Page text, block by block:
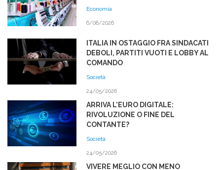
Economia
6/08/2026
ITALIA IN OSTAGGIO FRA SINDACATI
DEBOLI, PARTITI VUOTI E LOBBY AL
COMANDO
Società
24/05/2026
ARRIVA L’EURO DIGITALE:
RIVOLUZIONE O FINE DEL
CONTANTE?
Società
24/05/2026
VIVERE MEGLIO CON MENO